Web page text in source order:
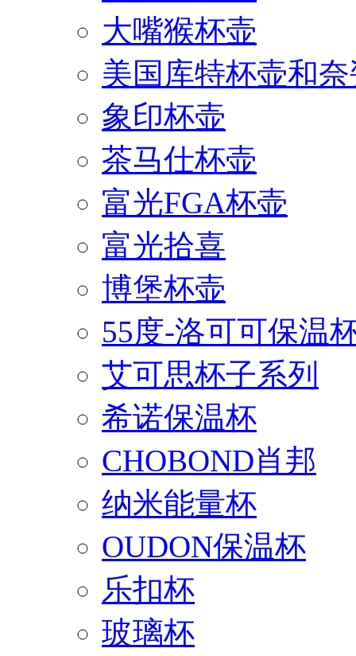
大嘴猴杯壶
美国库特杯壶和
象印杯壶
茶马仕杯壶
富光FGA杯壶
富光拾喜
博堡杯壶
55度-洛可可保温
艾可思杯子系列
希诺保温杯
CHOBOND肖邦
纳米能量杯
OUDON保温杯
乐扣杯
玻璃杯